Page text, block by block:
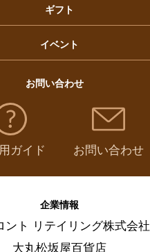
ギフト
イベント
お問い合わせ
ガイド お問い合わせ
企業情報
ント リテイリング株式会社
大丸松坂屋百貨店